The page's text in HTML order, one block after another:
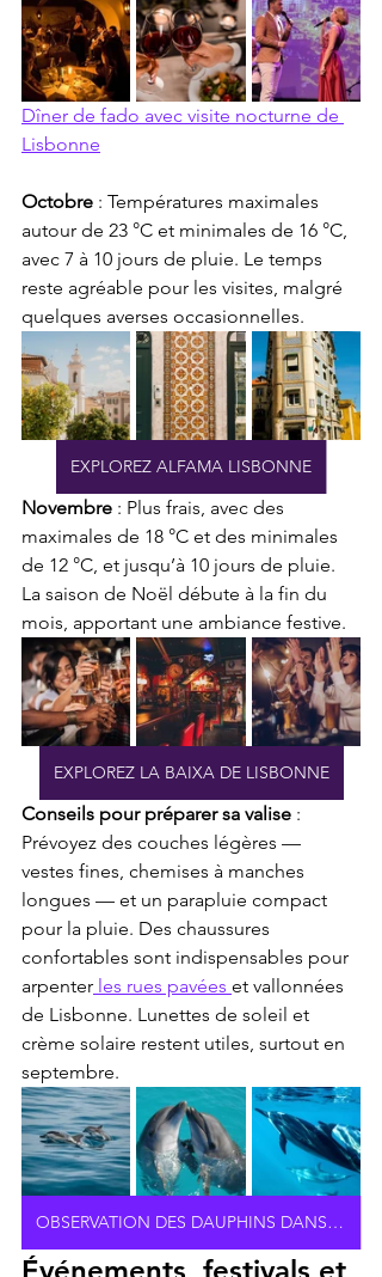
Dîner de fado avec visite nocturne de
Lisbonne
Octobre : Températures maximales
autour de 23 °C et minimales de 16 °C,
avec 7 à 10 jours de pluie. Le temps
reste agréable pour les visites, malgré
quelques averses occasionnelles.
EXPLOREZ ALFAMA LISBONNE
Novembre : Plus frais, avec des
maximales de 18 °C et des minimales
de 12 °C, et jusqu’à 10 jours de pluie.
La saison de Noël débute à la fin du
mois, apportant une ambiance festive.
EXPLOREZ LA BAIXA DE LISBONNE
Conseils pour préparer sa valise :
Prévoyez des couches légères —
vestes fines, chemises à manches
longues — et un parapluie compact
pour la pluie. Des chaussures
confortables sont indispensables pour
arpenter les rues pavées et vallonnées
de Lisbonne. Lunettes de soleil et
crème solaire restent utiles, surtout en
septembre.
OBSERVATION DES DAUPHINS DANS LOCÉAN